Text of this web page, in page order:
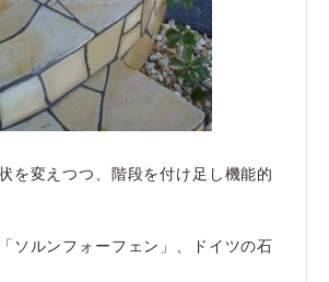
を変えつつ、階段を付け足し機能的
ソルンフォーフェン」、ドイツの石